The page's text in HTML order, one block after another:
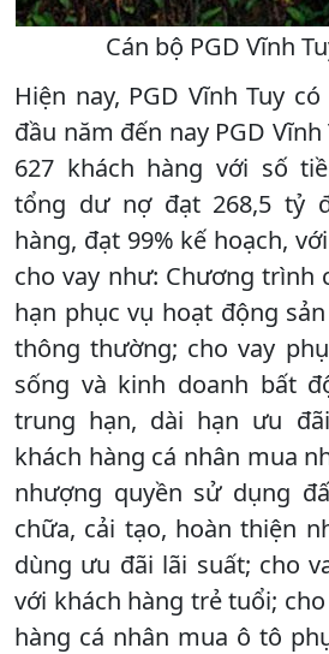
Cán bộ PGD Vĩnh
Hiện nay, PGD Vĩnh Tuy
đầu năm đến nay PGD
627 khách hàng với số
tổng dư nợ đạt 268,5 tỷ
hàng, đạt 99% kế hoạch,
cho vay như: Chương trình
hạn phục vụ hoạt động
thông thường; cho vay
sống và kinh doanh bất
trung hạn, dài hạn ưu
khách hàng cá nhân mua
nhượng quyền sử dụng
chữa, cải tạo, hoàn thiện
dùng ưu đãi lãi suất; cho
với khách hàng trẻ tuổi;
hàng cá nhân mua ô tô